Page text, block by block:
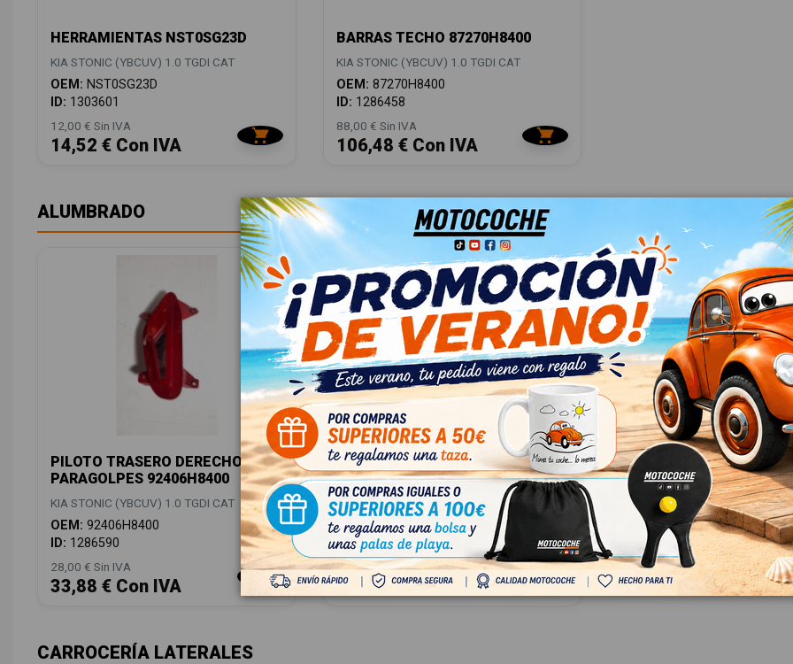
HERRAMIENTAS NST0SG23D
KIA STONIC (YBCUV) 1.0 TGDI CAT
OEM: NST0SG23D
ID: 1303601
12,00 € Sin IVA
14,52 € Con IVA
BARRAS TECHO 87270H8400
KIA STONIC (YBCUV) 1.0 TGDI CAT
OEM: 87270H8400
ID: 1286458
88,00 € Sin IVA
106,48 € Con IVA
ALUMBRADO
PILOTO TRASERO DERECHO
PARAGOLPES 92406H8400
KIA STONIC (YBCUV) 1.0 TGDI CAT
OEM: 92406H8400
ID: 1286590
28,00 € Sin IVA
33,88 € Con IVA
FARO ANTINIEBLA TRASERO
IZQUIERDO 92405H8410
KIA STONIC (YBCUV) 1.0 TGDI CAT
OEM:92405H8410
ID:1286593
28,00 € Sin IVA
33,88 € Con IVA
CARROCERÍA LATERALES